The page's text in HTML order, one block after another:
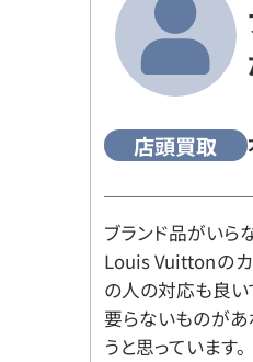
店頭買取
ブランド品がいら
Louis Vuittonの
の人の対応も良い
要らないものがあ
うと思っています。